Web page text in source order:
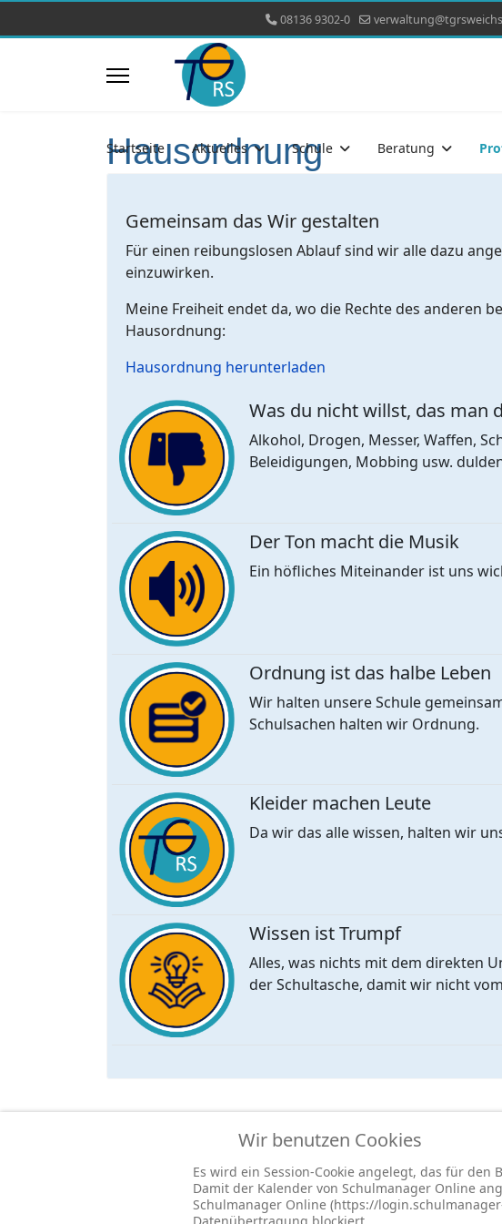
08136 9302-0
Startseite Aktuelles Schule Beratung
Hausordnung
Gemeinsam das Wir gestalten
Für einen reibungslosen Ablauf sind wir alle dazu
einzuwirken.
Meine Freiheit endet da, wo die Rechte des anderen
Hausordnung:
Hausordnung herunterladen
Was du nicht willst, das man
Alkohol, Drogen, Messer, Waffen,
Beleidigungen, Mobbing usw.
Der Ton macht die Musik
Ein höfliches Miteinander ist uns
Ordnung ist das halbe Leben
Wir halten unsere Schule
Schulsachen halten wir Ordnung.
Kleider machen Leute
Da wir das alle wissen, halten wir
Wissen ist Trumpf
Alles, was nichts mit dem direkten
der Schultasche, damit wir nicht
Impressum - Datenschutz Prävention Cookie-
Wir benutzen Cookies
Es wird ein Session-Cookie angelegt, das für den
Damit der Kalender von Schulmanager Online
Schulmanager Online (https://